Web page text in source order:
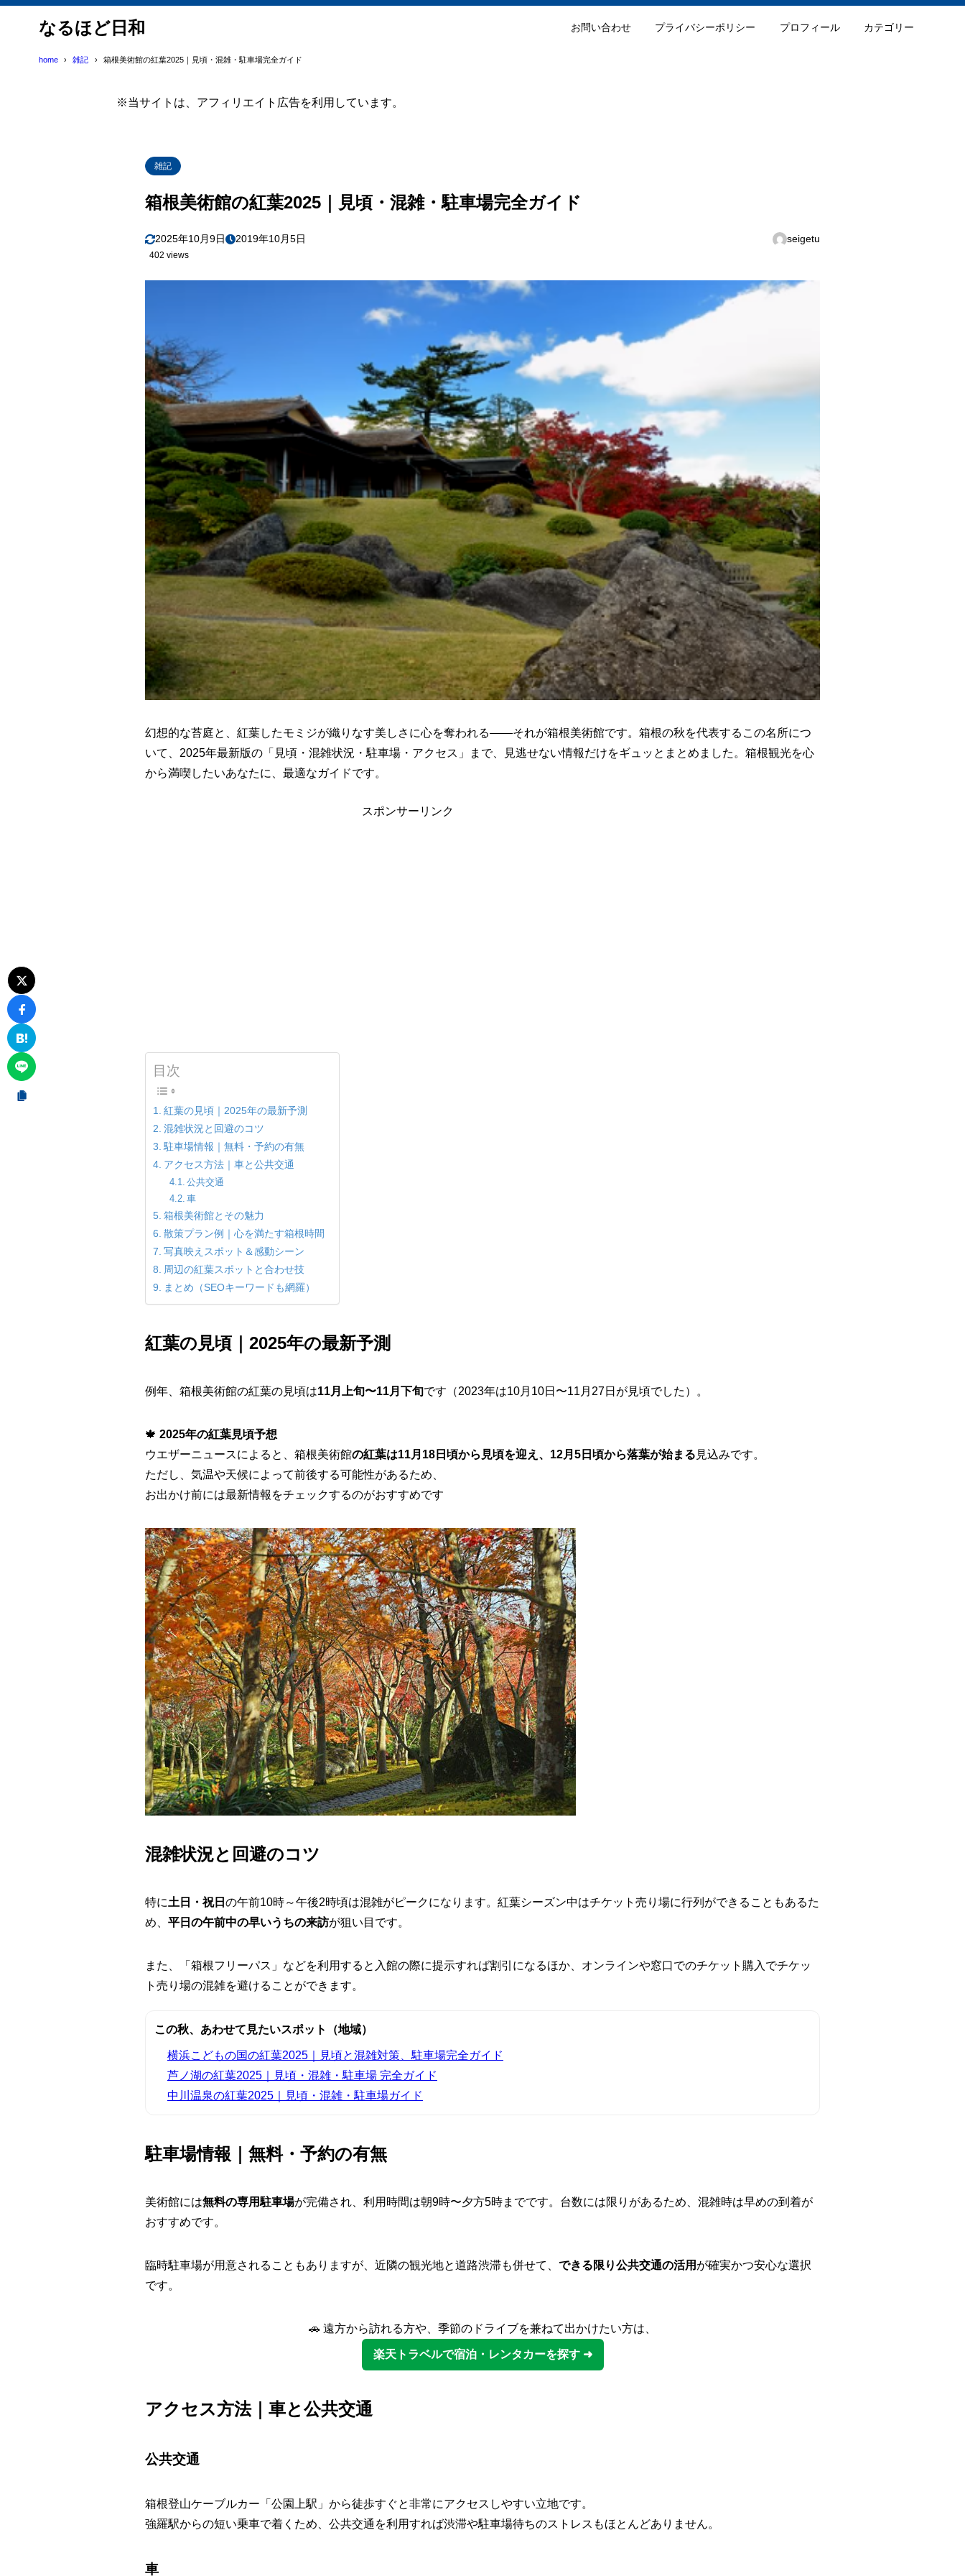
なるほど日和 お問い合わせ プライバシーポリシー プロフィール カテゴリー
home 雑記 箱根美術館の紅葉2025｜見頃・混雑・駐車場完全ガイド
※当サイトは、アフィリエイト広告を利用しています。
雑記
箱根美術館の紅葉2025｜見頃・混雑・駐車場完全ガイド
2025年10月9日 2019年10月5日 seigetu
402 views
幻想的な苔庭と、紅葉したモミジが織りなす美しさに心を奪われる――それが箱根美術館です。箱根の秋を代表するこの名所につ
いて、2025年最新版の「見頃・混雑状況・駐車場・アクセス」まで、見逃せない情報だけをギュッとまとめました。箱根観光を心
から満喫したいあなたに、最適なガイドです。
スポンサーリンク
目次
紅葉の見頃｜2025年の最新予測
混雑状況と回避のコツ
駐車場情報｜無料・予約の有無
アクセス方法｜車と公共交通
公共交通
車
箱根美術館とその魅力
散策プラン例｜心を満たす箱根時間
写真映えスポット＆感動シーン
周辺の紅葉スポットと合わせ技
まとめ（SEOキーワードも網羅）
紅葉の見頃｜2025年の最新予測
例年、箱根美術館の紅葉の見頃は11月上旬〜11月下旬です（2023年は10月10日〜11月27日が見頃でした）。
🍁 2025年の紅葉見頃予想
ウエザーニュースによると、箱根美術館の紅葉は11月18日頃から見頃を迎え、12月5日頃から落葉が始まる 見込みです。
ただし、気温や天候によって前後する可能性があるため、
お出かけ前には最新情報をチェックするのがおすすめです
混雑状況と回避のコツ
特に土日・祝日 の午前10時～午後2時頃は混雑がピークになります。紅葉シーズン中はチケット売り場に行列ができることもあるた
め、 平日の午前中の早いうちの来訪が狙い目です。
また、「箱根フリーパス」などを利用すると入館の際に提示すれば割引になるほか、オンラインや窓口でのチケット購入でチケッ
ト売り場の混雑を避けることができます。
この秋、あわせて見たいスポット（地域）
横浜こどもの国の紅葉2025｜見頃と混雑対策、駐車場完全ガイド
芦ノ湖の紅葉2025｜見頃・混雑・駐車場 完全ガイド
中川温泉の紅葉2025｜見頃・混雑・駐車場ガイド
駐車場情報｜無料・予約の有無
美術館には無料の専用駐車場が完備され、利用時間は朝9時〜夕方5時までです。台数には限りがあるため、混雑時は早めの到着が
おすすめです。
臨時駐車場が用意されることもありますが、近隣の観光地と道路渋滞も併せて、 できる限り公共交通の活用 が確実かつ安心な選択
です。
🚗 遠方から訪れる方や、季節のドライブを兼ねて出かけたい方は、
楽天トラベルで宿泊・レンタカーを探す ➜
アクセス方法｜車と公共交通
公共交通
箱根登山ケーブルカー「公園上駅」から徒歩すぐと非常にアクセスしやすい立地です。
強羅駅からの短い乗車で着くため、公共交通を利用すれば渋滞や駐車場待ちのストレスもほとんどありません。
車